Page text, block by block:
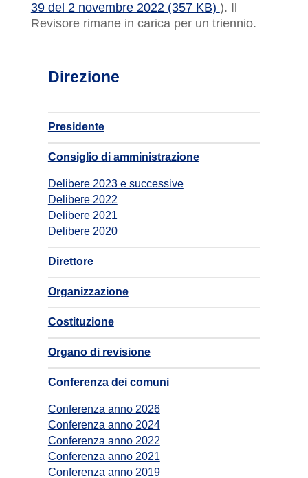
39 del 2 novembre 2022 (357 KB) ). Il
Revisore rimane in carica per un triennio.
Direzione
Presidente
Consiglio di amministrazione
Delibere 2023 e successive
Delibere 2022
Delibere 2021
Delibere 2020
Direttore
Organizzazione
Costituzione
Organo di revisione
Conferenza dei comuni
Conferenza anno 2026
Conferenza anno 2024
Conferenza anno 2022
Conferenza anno 2021
Conferenza anno 2019